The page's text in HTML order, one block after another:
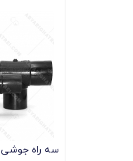
سه راه جوشی